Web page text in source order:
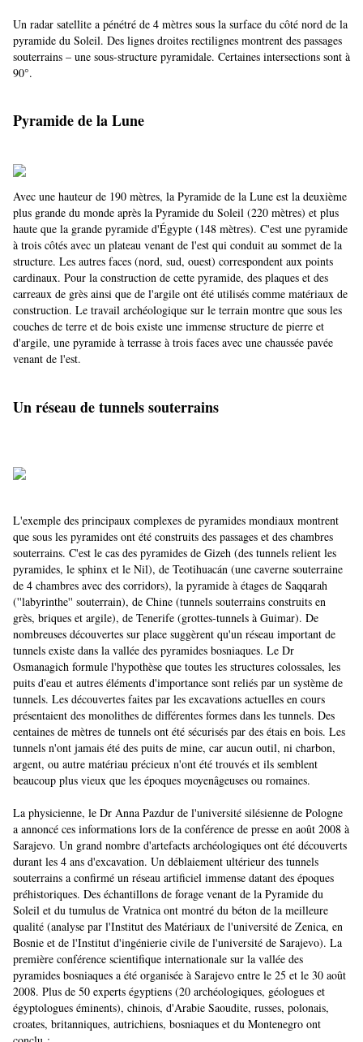
Un radar satellite a pénétré de 4 mètres sous la surface du côté nord de la
pyramide du Soleil. Des lignes droites rectilignes montrent des passages
souterrains – une sous-structure pyramidale. Certaines intersections sont à
90°.
Pyramide de la Lune
Avec une hauteur de 190 mètres, la Pyramide de la Lune est la deuxième
plus grande du monde après la Pyramide du Soleil (220 mètres) et plus
haute que la grande pyramide d'Égypte (148 mètres). C'est une pyramide
à trois côtés avec un plateau venant de l'est qui conduit au sommet de la
structure. Les autres faces (nord, sud, ouest) correspondent aux points
cardinaux. Pour la construction de cette pyramide, des plaques et des
carreaux de grès ainsi que de l'argile ont été utilisés comme matériaux de
construction. Le travail archéologique sur le terrain montre que sous les
couches de terre et de bois existe une immense structure de pierre et
d'argile, une pyramide à terrasse à trois faces avec une chaussée pavée
venant de l'est.
Un réseau de tunnels souterrains
L'exemple des principaux complexes de pyramides mondiaux montrent
que sous les pyramides ont été construits des passages et des chambres
souterrains. C'est le cas des pyramides de Gizeh (des tunnels relient les
pyramides, le sphinx et le Nil), de Teotihuacán (une caverne souterraine
de 4 chambres avec des corridors), la pyramide à étages de Saqqarah
(''labyrinthe'' souterrain), de Chine (tunnels souterrains construits en
grès, briques et argile), de Tenerife (grottes-tunnels à Guimar). De
nombreuses découvertes sur place suggèrent qu'un réseau important de
tunnels existe dans la vallée des pyramides bosniaques. Le Dr
Osmanagich formule l'hypothèse que toutes les structures colossales, les
puits d'eau et autres éléments d'importance sont reliés par un système de
tunnels. Les découvertes faites par les excavations actuelles en cours
présentaient des monolithes de différentes formes dans les tunnels. Des
centaines de mètres de tunnels ont été sécurisés par des étais en bois. Les
tunnels n'ont jamais été des puits de mine, car aucun outil, ni charbon,
argent, ou autre matériau précieux n'ont été trouvés et ils semblent
beaucoup plus vieux que les époques moyenâgeuses ou romaines.
La physicienne, le Dr Anna Pazdur de l'université silésienne de Pologne
a annoncé ces informations lors de la conférence de presse en août 2008 à
Sarajevo. Un grand nombre d'artefacts archéologiques ont été découverts
durant les 4 ans d'excavation. Un déblaiement ultérieur des tunnels
souterrains a confirmé un réseau artificiel immense datant des époques
préhistoriques. Des échantillons de forage venant de la Pyramide du
Soleil et du tumulus de Vratnica ont montré du béton de la meilleure
qualité (analyse par l'Institut des Matériaux de l'université de Zenica, en
Bosnie et de l'Institut d'ingénierie civile de l'université de Sarajevo). La
première conférence scientifique internationale sur la vallée des
pyramides bosniaques a été organisée à Sarajevo entre le 25 et le 30 août
2008. Plus de 50 experts égyptiens (20 archéologiques, géologues et
égyptologues éminents), chinois, d'Arabie Saoudite, russes, polonais,
croates, britanniques, autrichiens, bosniaques et du Montenegro ont